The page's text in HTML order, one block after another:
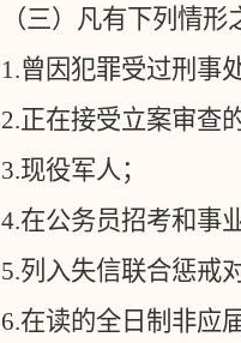
（三）凡有下列情形
1.曾因犯罪受过刑事
2.正在接受立案审查
3.现役军人；
4.在公务员招考和事
5.列入失信联合惩戒
6.在读的全日制非应